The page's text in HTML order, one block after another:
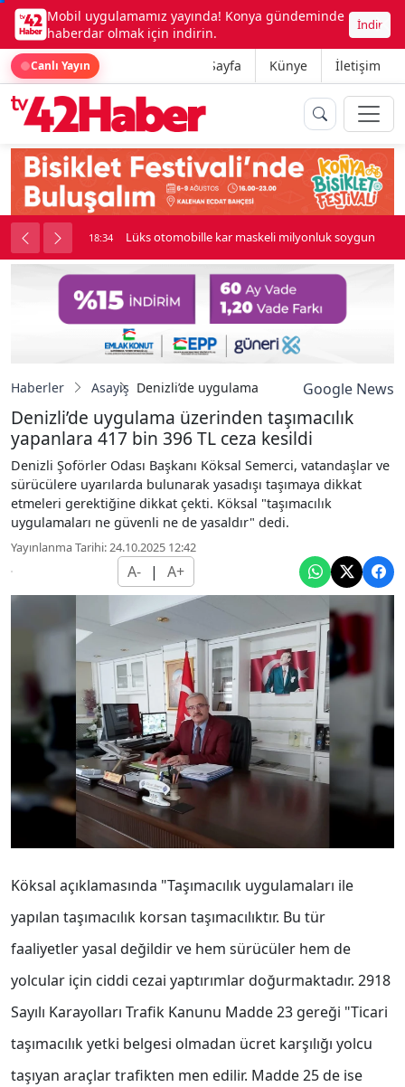
Mobil uygulamamız yayında! Konya gündeminde
haberdar olmak için indirin.
İndir
Canlı Yayın Ana Sayfa Künye İletişim
kavga çıktı 18:34 Lüks otomobille kar maskeli milyonluk soygun
Haberler Asayiş Denizli’de uygulama üzerindenGoogle News
Denizli’de uygulama üzerinden taşımacılık
yapanlara 417 bin 396 TL ceza kesildi
Denizli Şoförler Odası Başkanı Köksal Semerci, vatandaşlar ve
sürücülere uyarılarda bulunarak yasadışı taşımaya dikkat
etmeleri gerektiğine dikkat çekti. Köksal "taşımacılık
uygulamaları ne güvenli ne de yasaldır" dedi.
Yayınlanma Tarihi: 24.10.2025 12:42
A- | A+
Köksal açıklamasında "Taşımacılık uygulamaları ile
yapılan taşımacılık korsan taşımacılıktır. Bu tür
faaliyetler yasal değildir ve hem sürücüler hem de
yolcular için ciddi cezai yaptırımlar doğurmaktadır. 2918
Sayılı Karayolları Trafik Kanunu Madde 23 gereği "Ticari
taşımacılık yetki belgesi olmadan ücret karşılığı yolcu
taşıyan araçlar trafikten men edilir. Madde 25 de ise